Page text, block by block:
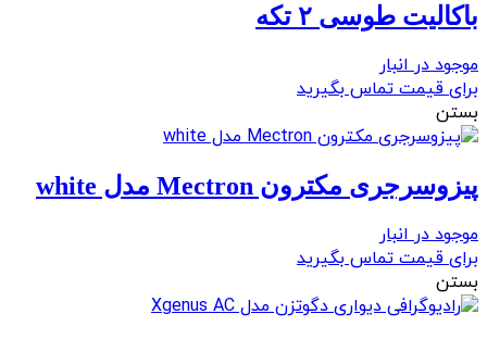
باکالیت طوسی ۲ تکه
موجود در انبار
برای قیمت تماس بگیرید
بستن
پیزوسرجری مکترون Mectron مدل white
موجود در انبار
برای قیمت تماس بگیرید
بستن